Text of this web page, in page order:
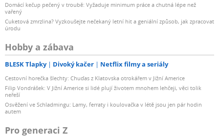
Domácí kečup pečený v troubě: Vyžaduje minimum práce a chutná lépe než
vařený
Cuketová zmrzlina? Vyzkoušejte nečekaný letní hit a geniální způsob, jak zpracovat
úrodu
Hobby a zábava
BLESK Tlapky Divoký kačer Netflix filmy a seriály
Cestovní horečka šlechty: Chuďas z Klatovska otrokářem v Jižní Americe
Filip Vondrášek: V Jižní Americe si lidé plují životem mnohem lehčeji, věci tolik
neřeší
Osvěžení ve Schladmingu: Lamy, ferraty i koulovačka v létě jsou jen pár hodin
autem
Pro generaci Z